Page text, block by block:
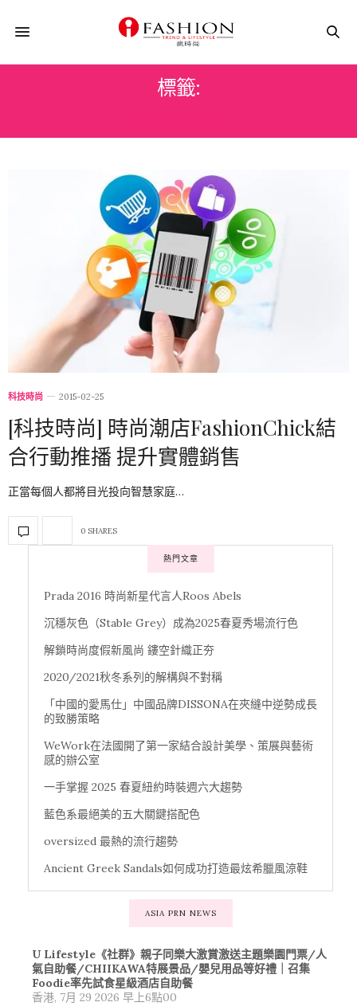
標籤:
科技時尚 2015-02-25
[科技時尚] 時尚潮店FashionChick結
合行動推播 提升實體銷售
正當每個人都將目光投向智慧家庭…
0 SHARES
熱門文章
Prada 2016 時尚新星代言人Roos Abels
沉穩灰色（Stable Grey）成為2025春夏秀場流行色
解鎖時尚度假新風尚 鏤空針織正夯
2020/2021秋冬系列的解構與不對稱
「中國的愛馬仕」中國品牌DISSONA在夾縫中逆勢成長
的致勝策略
WeWork在法國開了第一家結合設計美學、策展與藝術
感的辦公室
一手掌握 2025 春夏紐約時裝週六大趨勢
藍色系最絕美的五大關鍵搭配色
oversized 最熱的流行趨勢
Ancient Greek Sandals如何成功打造最炫希臘風涼鞋
ASIA PRN NEWS
U Lifestyle《社群》親子同樂大激賞激送主題樂園門票/人
氣自助餐/CHIIKAWA特展景品/嬰兒用品等好禮｜召集
Foodie率先試食星級酒店自助餐
香港, 7月 29 2026 早上6點00